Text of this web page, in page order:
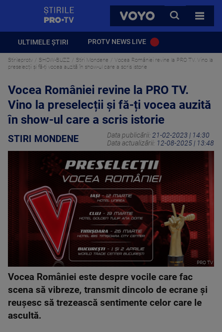
VOYO
CAUTA
TOATE
ULTIMELE ȘTIRI PROTV NEWS LIVE
Stirileprotv SHOW-BUZZ Stiri Mondene
Vocea României revine la PRO TV. Vino la
preselecții și fă-ți vocea auzită în show-ul care a scris istorie
Vocea României revine la PRO TV.
Vino la preselecții și fă-ți vocea auzită
în show-ul care a scris istorie
STIRI MONDENE Data publicării: 21-02-2023 | 14:30
Data actualizării: 12-08-2025 | 13:48
PRO TV
Vocea României este despre vocile care fac
scena să vibreze, transmit dincolo de ecrane și
reușesc să trezească sentimente celor care le
ascultă.